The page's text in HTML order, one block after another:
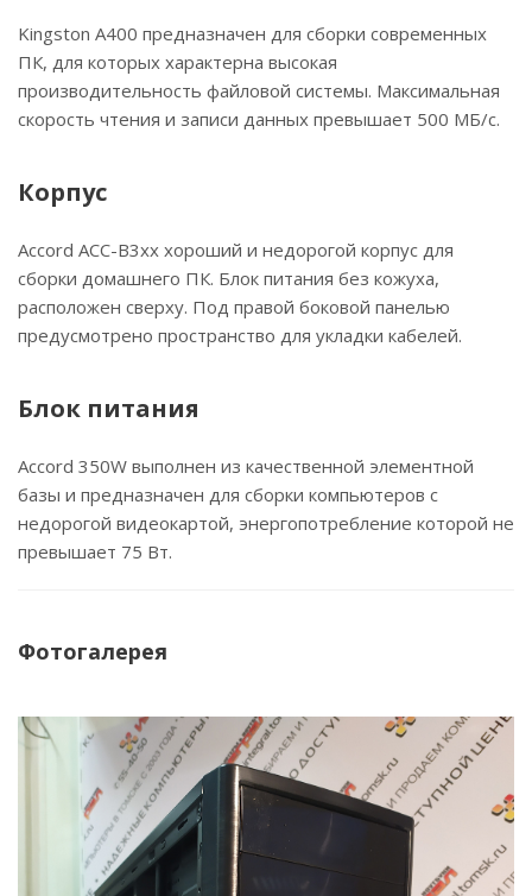
Kingston A400 предназначен для сборки современных
ПК, для которых характерна высокая
производительность файловой системы. Максимальная
скорость чтения и записи данных превышает 500 МБ/с.
Корпус
Accord ACC-B3xx хороший и недорогой корпус для
сборки домашнего ПК. Блок питания без кожуха,
расположен сверху. Под правой боковой панелью
предусмотрено пространство для укладки кабелей.
Блок питания
Accord 350W выполнен из качественной элементной
базы и предназначен для сборки компьютеров с
недорогой видеокартой, энергопотребление которой не
превышает 75 Вт.
Фотогалерея